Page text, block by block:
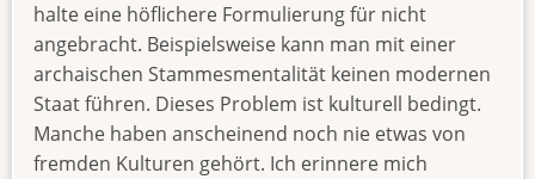
halte eine höflichere Formulierung für nicht
angebracht. Beispielsweise kann man mit einer
archaischen Stammesmentalität keinen modernen
Staat führen. Dieses Problem ist kulturell bedingt.
Manche haben anscheinend noch nie etwas von
fremden Kulturen gehört. Ich erinnere mich